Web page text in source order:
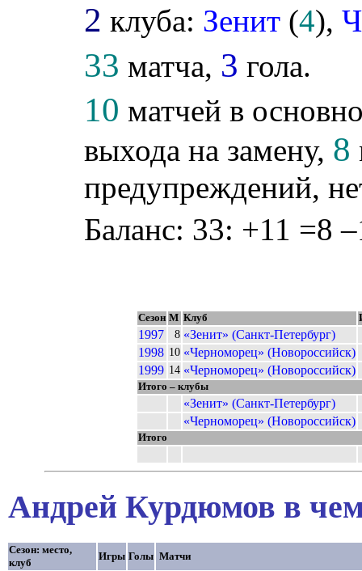
2 клуба: Зенит (4),
33 матча, 3 гола.
10 матчей в
выхода на замену, 8
предупреждений,
Баланс: 33: +11 =8
Сезон М Клуб
1997 8 «Зенит» (Санкт-Петербург)
1998 10 «Черноморец» (Новороссийск)
1999 14 «Черноморец» (Новороссийск)
Итого – клубы
«Зенит» (Санкт-Петербург)
«Черноморец» (Новороссийск)
Итого
Андрей Курдюмов в
Сезон: место,
клуб
Игры Голы Матчи